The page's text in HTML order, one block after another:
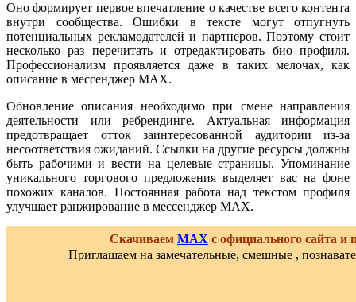
Оно формирует первое впечатление о качестве всего контента
внутри сообщества. Ошибки в тексте могут отпугнуть
потенциальных рекламодателей и партнеров. Поэтому стоит
несколько раз перечитать и отредактировать био профиля.
Профессионализм проявляется даже в таких мелочах, как
описание в мессенджер MAX.
Обновление описания необходимо при смене направления
деятельности или ребрендинге. Актуальная информация
предотвращает отток заинтересованной аудитории из-за
несоответствия ожиданий. Ссылки на другие ресурсы должны
быть рабочими и вести на целевые страницы. Упоминание
уникального торгового предложения выделяет вас на фоне
похожих каналов. Постоянная работа над текстом профиля
улучшает ранжирование в мессенджер MAX.
Скачиваем MAX с официального сайта
Приглашаем на замечательные, смешные ,